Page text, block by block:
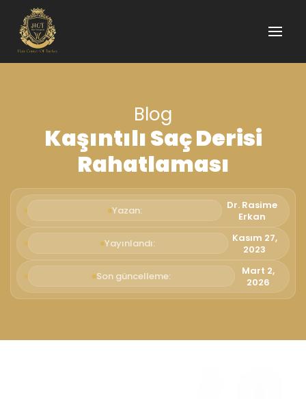
Blog
Kaşıntılı Saç Derisi
Rahatlaması
Yazan:
Dr. Rasime
Erkan
Yayınlandı:
Kasım 27,
2023
Son güncelleme:
Mart 2,
2026